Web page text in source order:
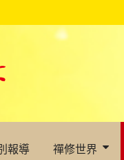
報導 禪修世界